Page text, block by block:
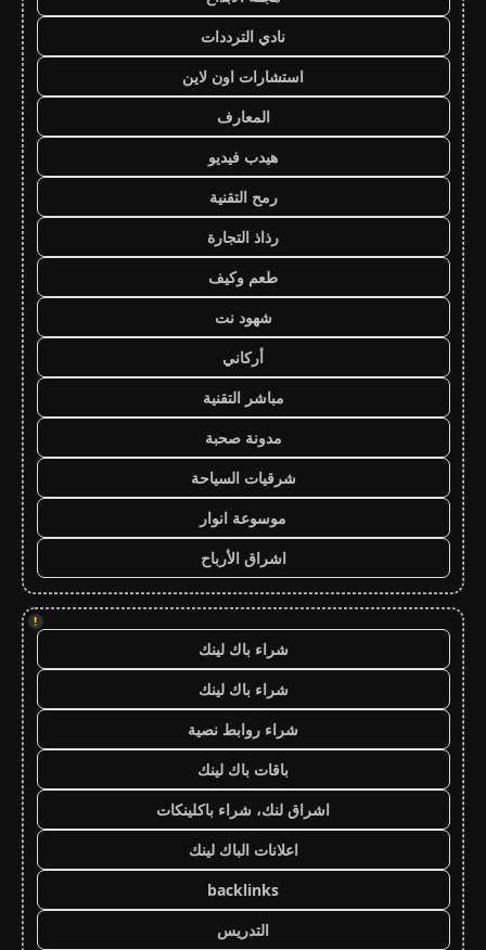
نادي الترددات
استشارات اون لاين
المعارف
هيدب فيديو
رمح التقنية
رذاذ التجارة
طعم وكيف
شهود نت
أركاني
مباشر التقنية
مدونة صحبة
شرقيات السياحة
موسوعة انوار
اشراق الأرباح
!
شراء باك لينك
شراء باك لينك
شراء روابط نصية
باقات باك لينك
اشراق لنك، شراء باكلينكات
اعلانات الباك لينك
backlinks
التدريس